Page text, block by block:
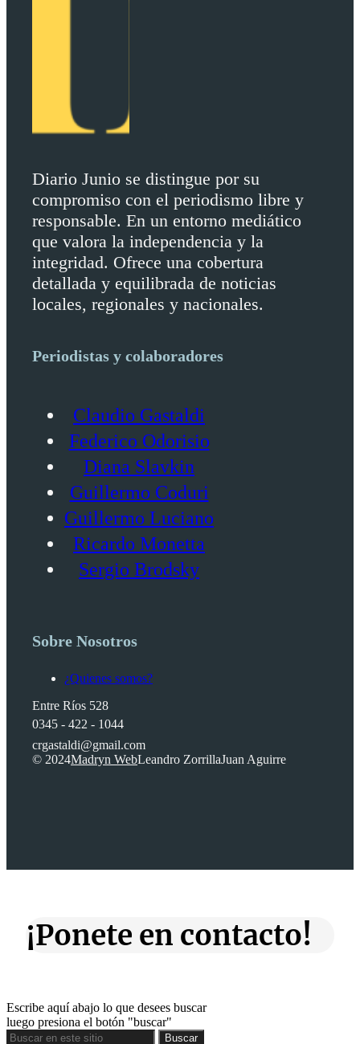
Diario Junio se distingue por su
compromiso con el periodismo libre y
responsable. En un entorno mediático
que valora la independencia y la
integridad. Ofrece una cobertura
detallada y equilibrada de noticias
locales, regionales y nacionales.
Periodistas y colaboradores
Claudio Gastaldi
Federico Odorisio
Diana Slavkin
Guillermo Coduri
Guillermo Luciano
Ricardo Monetta
Sergio Brodsky
Sobre Nosotros
¿Quienes somos?
Entre Ríos 528
0345 - 422 - 1044
crgastaldi@gmail.com
© 2024Madryn WebLeandro ZorrillaJuan Aguirre
¡Ponete en contacto!
Escribe aquí abajo lo que desees buscar
luego presiona el botón "buscar"
Buscar
Buscar